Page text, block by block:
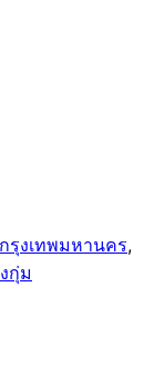
รุงเทพมหานคร,
กุ่ม